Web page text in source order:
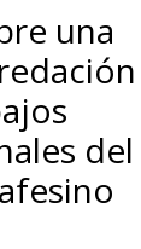
una
del